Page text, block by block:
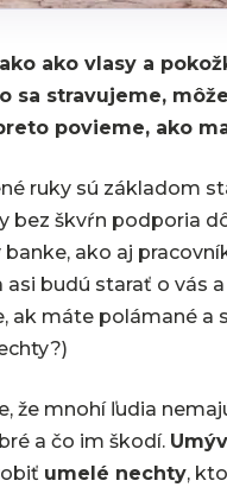
ako vlasy a
sa stravujeme,
povieme, ako
ruky sú základom
bez škvŕn podporia
ako aj
asi budú starať o vás
ak máte polámané a
že mnohí ľudia
a čo im škodí.
umelé nechty,